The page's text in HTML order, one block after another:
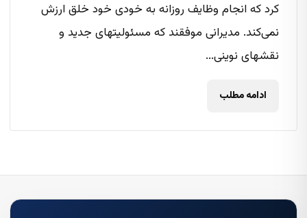
کرد که انجام وظایف روزانه به خودی خود خلق ارزش
نمی‌کند. مدیرانی موفقند که مسئولیتهای جدید و
نقشهای نوینی...
ادامه مطلب